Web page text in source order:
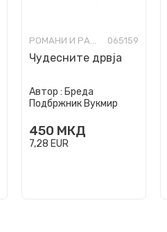
РОМАНИ И РАСКАЗИ ЗА МЛАДИ 065159
Чудесните дрвја
Автор : Бреда
Подбржник Вукмир
450 МКД
7,28 EUR